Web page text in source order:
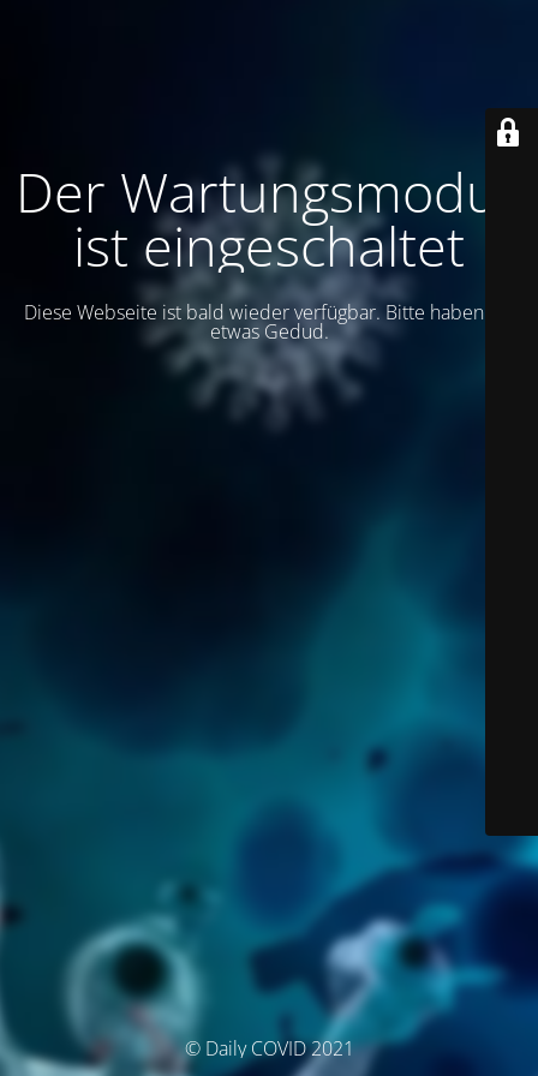
Der Wartungsmodus
ist eingeschaltet
Diese Webseite ist bald wieder verfügbar. Bitte haben Sie
etwas Gedud.
© Daily COVID 2021